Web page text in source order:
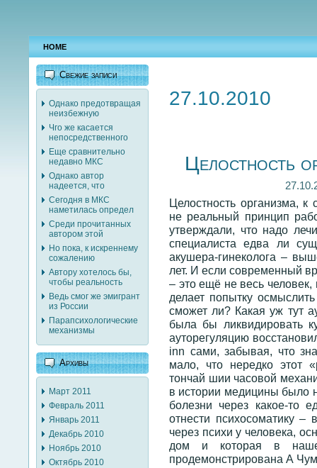
HOME
Свежие записи
Однако предотвращая
неизбежную
Чго же касается
непосредственного
Еще сравнительно
недавно МКС
Однако автор
надеется, что
Сегодня в МКС
наметилась определ
Среди прочитанных
автором этой
Но пока, к искреннему
сожалению
Автору хотелось бы,
чтобы реальность
Ведь смог же эмигрант
из России
Парапсихологические
механизмы
Архивы
Март 2011
Февраль 2011
Январь 2011
Декабрь 2010
Ноябрь 2010
Октябрь 2010
27.10.2010
Целостность
Целостность организма, к
не реальный принцип
утверждали, что надо
специалиста едва ли
акушера-гинеколога –
лет. И если современный
– это ещё не весь человек,
делает попытку
сможет ли? Какая уж тут
была бы ликвидировать
ауторегуляцию
inn сами, забывая, что
мало, что нередко этот
тончай шии часовой
в истории медицины было
болезни через какое-то
отнести психосоматику –
через психи у человека,
дом и которая в
продемонстрирована А